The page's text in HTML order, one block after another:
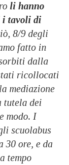
li hanno
i tavoli di
8/9 degli
fatto in
dalla
ricollocati
mediazione
tutela dei
modo. I
scuolabus
30 ore, e da
tempo